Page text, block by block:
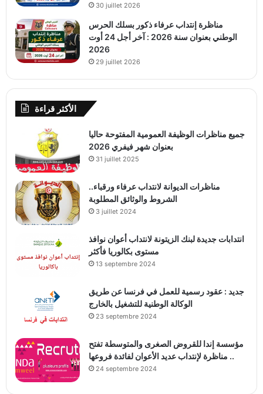
30 juillet 2026
مناظرة إنتداب عرفاء ذكور بسلك الحرس
الوطني بعنوان سنة 2026 : آخر أجل 24 أوت
2026
29 juillet 2026
الأكثر قراءة
جميع مناظرات الوظيفة العمومية المفتوحة حاليا
بعنوان شهر فيفري 2026
31 juillet 2025
مناظرات الديوانة لانتداب عرفاء ورقباء..
الشروط والوثائق المطلوبة
3 juillet 2024
انتدابات جديدة لبنك الزيتونة لانتداب أعوان نوافذ
مستوى بكالوريا فأكثر
13 septembre 2024
جديد : عقود رسمية للعمل في فرنسا عن طريق
الوكالة الوطنية للتشغيل بالخارج
23 septembre 2024
مؤسسة إندا للقروض الصغرى والمتوسطة تفتح
مناظرة لإنتداب عديد الأعوان لفائدة فروعها ..
24 septembre 2024